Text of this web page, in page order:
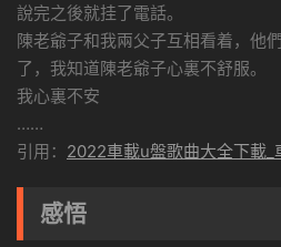
說完之後就挂了電話。
陳老爺子和我兩父子互相看着，他
了，我知道陳老爺子心裏不舒服。
我心裏不安
……
引用： 2022車載u盤歌曲大全下載
感悟